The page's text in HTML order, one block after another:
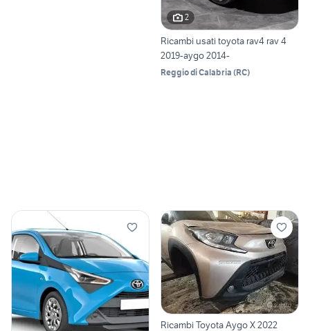
2
Ricambi usati toyota rav4 rav 4
2019-aygo 2014-
Reggio di Calabria (RC)
Ricambi Toyota Aygo X 2022